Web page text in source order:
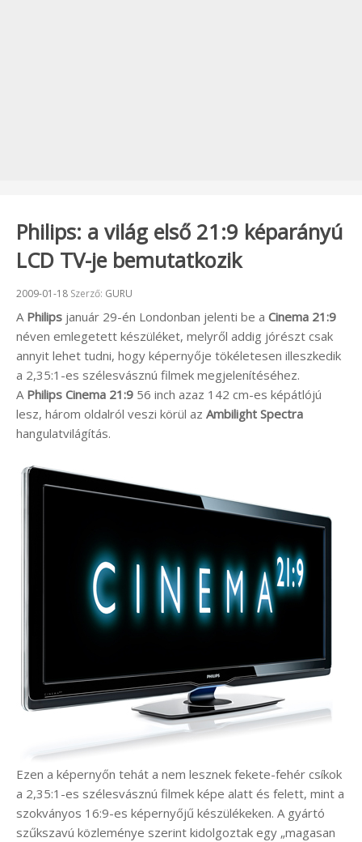
Philips: a világ első 21:9 képarányú
LCD TV-je bemutatkozik
Beküldve:
2009-01-18 Szerző: GURU
A Philips január 29-én Londonban jelenti be a Cinema 21:9
néven emlegetett készüléket, melyről addig jórészt csak
annyit lehet tudni, hogy képernyője tökéletesen illeszkedik
a 2,35:1-es szélesvásznú filmek megjelenítéséhez.
A Philips Cinema 21:9 56 inch azaz 142 cm-es képátlójú
lesz, három oldalról veszi körül az Ambilight Spectra
hangulatvilágítás.
Ezen a képernyőn tehát a nem lesznek fekete-fehér csíkok
a 2,35:1-es szélesvásznú filmek képe alatt és felett, mint a
szokványos 16:9-es képernyőjű készülékeken. A gyártó
szűkszavú közleménye szerint kidolgoztak egy „magasan